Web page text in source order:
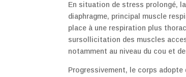
En situation de stress prolongé,
diaphragme, principal muscle
place à une respiration plus
sursollicitation des muscles
notamment au niveau du cou et
Progressivement, le corps